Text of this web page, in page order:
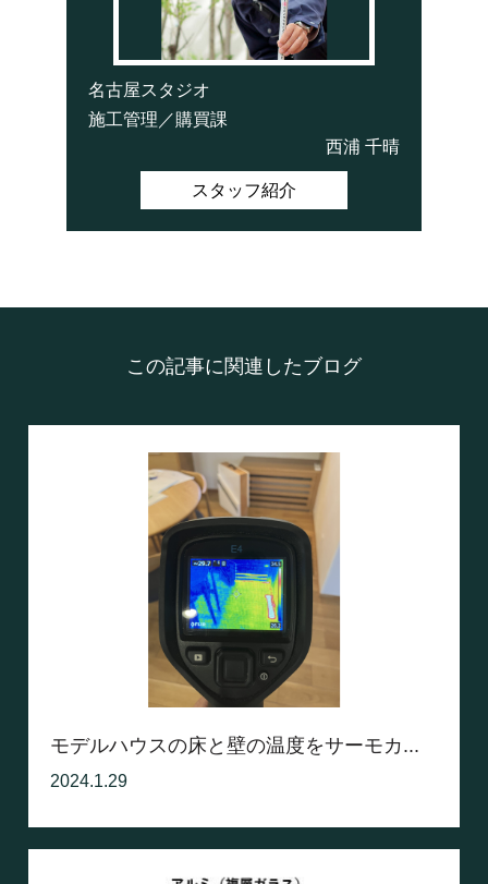
名古屋スタジオ
施工管理／購買課
西浦 千晴
スタッフ紹介
この記事に関連したブログ
モデルハウスの床と壁の温度をサーモカ...
2024.1.29